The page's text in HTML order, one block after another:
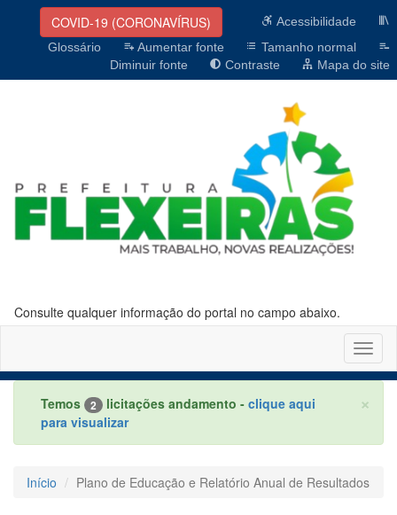
COVID-19 (CORONAVÍRUS)
Acessibilidade
Glossário
Aumentar fonte
Tamanho normal
Diminuir fonte
Contraste Mapa do site
Consulte qualquer informação do portal no campo abaixo.
×
Temos 2 licitações andamento - clique aqui
para visualizar
Início Plano de Educação e Relatório Anual de Resultados